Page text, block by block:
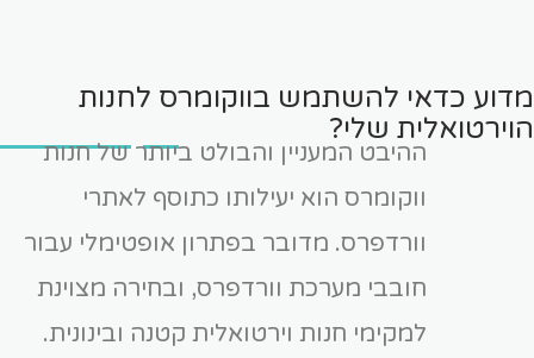
מדוע כדאי להשתמש בווקומרס לחנות
הוירטואלית שלי?
ההיבט המעניין והבולט ביותר של חנות
ווקומרס הוא יעילותו כתוסף לאתרי
וורדפרס. מדובר בפתרון אופטימלי עבור
חובבי מערכת וורדפרס, ובחירה מצוינת
למקימי חנות וירטואלית קטנה ובינונית.